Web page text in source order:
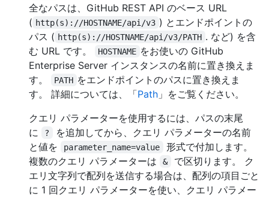
全なパスは、GitHub REST API のベース URL
( http(s)://HOSTNAME/api/v3 ) とエンドポイントの
パス ( http(s)://HOSTNAME/api/v3/PATH . など) を含
む URL です。
HOSTNAME をお使いの GitHub
Enterprise Server インスタンスの名前に置き換えま
す。
PATH をエンドポイントのパスに置き換えま
す。 詳細については、「Path 」をご覧ください。
クエリ パラメーターを使用するには、パスの末尾
に
?
を追加してから、クエリ パラメーターの名前
と値を
parameter_name=value
形式で付加します。
複数のクエリ パラメーターは
&
で区切ります。 ク
エリ文字列で配列を送信する場合は、配列の項目ごと
に 1 回クエリ パラメーターを使い、クエリ パラメー